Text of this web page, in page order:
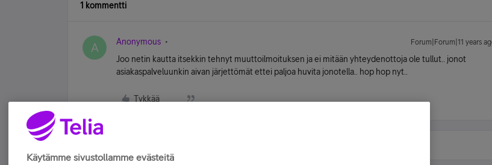
1 kommentti
A Anonymous Forum|Forum|11 years
Joo netin kautta itsekkin tehnyt muuttoilmoituksen ja ei mitään yhteydenottoja ole tullut.. jonot
asiakaspalveluunkin aivan järjettömät ettei paljoa huvita jonotella.. hop hop nyt..
Tykkää
Käytämme sivustollamme evästeitä